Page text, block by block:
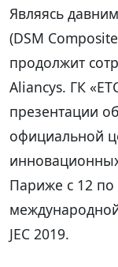
Являясь
(DSM
продолжит
Aliancys. ГК
презентации
официальной
Париже с 12
JEC 2019.